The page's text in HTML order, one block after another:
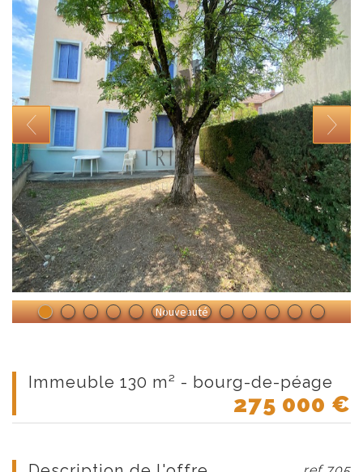
Nouveauté
immeuble 130 m² - bourg-de-péage
275 000 €